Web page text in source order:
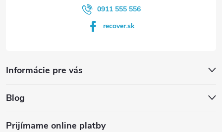
0911 555 556
recover.sk
Informácie pre vás
Blog
Prijímame online platby